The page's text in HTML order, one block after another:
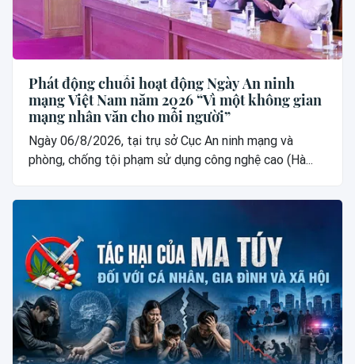
Phát động chuỗi hoạt động Ngày An ninh
mạng Việt Nam năm 2026 “Vì một không gian
mạng nhân văn cho mỗi người”
Ngày 06/8/2026, tại trụ sở Cục An ninh mạng và
phòng, chống tội phạm sử dụng công nghệ cao (Hà...